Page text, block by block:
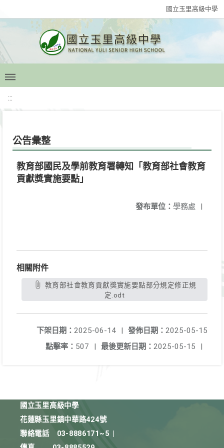
國立玉里高級中學
:::
公告彙整
教育部國民及學前教育署轉知「教育部社會教育
貢獻獎實施要點」
發布單位： 學務處 |
相關附件
定.odt
發佈日期： 2025-05-15
下架日期： 2025-06-14
|
最後更新日期： 2025-05-15 |
點擊率： 507 |
國立玉里高級中學
花蓮縣玉里鎮中華路424號
聯絡電話
03-8886171~5